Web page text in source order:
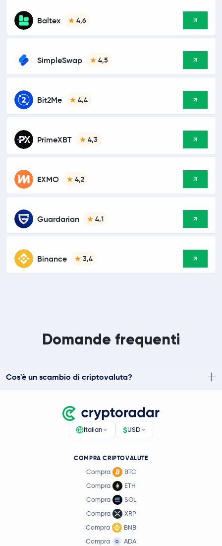
Baltex 4,6
SimpleSwap 4,5
Bit2Me 4,4
PrimeXBT 4,3
EXMO 4,2
Guardarian 4,1
Binance 3,4
Domande frequenti
Cos'è un scambio di criptovaluta?
Italian $USD
COMPRA CRIPTOVALUTE
Compra
BTC
Compra
ETH
Compra
SOL
Compra
XRP
Compra
BNB
Compra
ADA